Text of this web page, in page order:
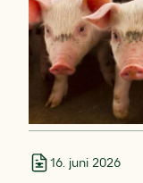
16. juni 2026